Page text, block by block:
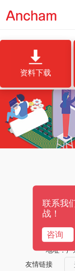
资料下载
邮箱
地址：广
友情链接
联系我
战！
咨询